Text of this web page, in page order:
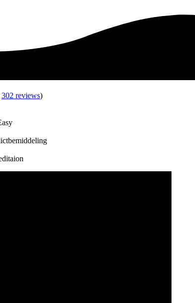
302 reviews)